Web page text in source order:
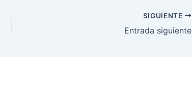
SIGUIENTE
Entrada siguiente